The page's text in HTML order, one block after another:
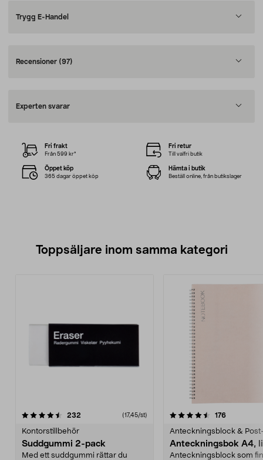
Trygg E-Handel
Recensioner (97)
Experten svarar
Fri frakt
Från 599 kr*
Fri retur
Till valfri butik
Öppet köp
365 dagar öppet köp
Hämta i butik
Beställ online, från butikslager
Toppsäljare inom samma kategori
232 (17,45/st)
Kontorstillbehör
Suddgummi 2-pack
Med ett suddgummi rättar du
4.5 av 5 stjärnor 176
Anteckningsblock &
Anteckningsbok A4,
Anteckningsblock som
4.0 av 5 stjärnor